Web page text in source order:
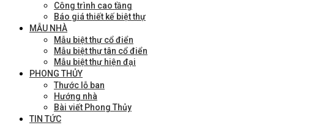
Công trình cao tầng
Báo giá thiết kế biệt thự
MẪU NHÀ
Mẫu biệt thự cổ điển
Mẫu biệt thự tân cổ điển
Mẫu biệt thự hiện đại
PHONG THỦY
Thước lỗ ban
Hướng nhà
Bài viết Phong Thủy
TIN TỨC